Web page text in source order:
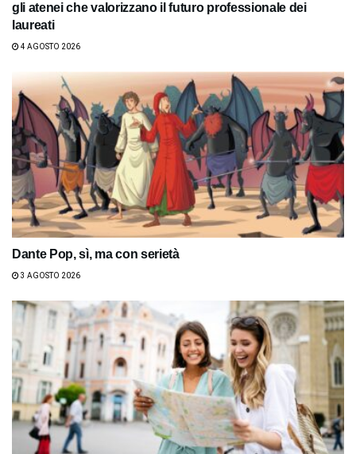
gli atenei che valorizzano il futuro professionale dei
laureati
4 AGOSTO 2026
Dante Pop, sì, ma con serietà
3 AGOSTO 2026